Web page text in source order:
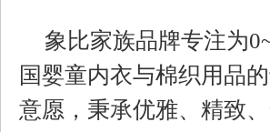
象比家族品牌专注为
国婴童内衣与棉织用品
意愿，秉承优雅、精致